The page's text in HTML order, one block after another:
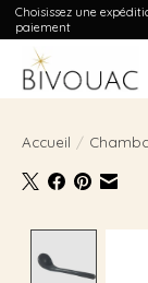
Choisissez une
paiement
Accueil /